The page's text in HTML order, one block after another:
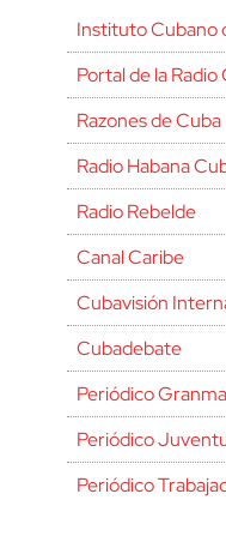
Instituto Cubano
Portal de la Radio
Razones de Cuba
Radio Habana
Radio Rebelde
Canal Caribe
Cubavisión
Cubadebate
Periódico Granma
Periódico
Periódico